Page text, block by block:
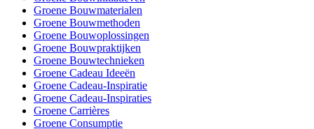
Groene Bouwmaterialen
Groene Bouwmethoden
Groene Bouwoplossingen
Groene Bouwpraktijken
Groene Bouwtechnieken
Groene Cadeau Ideeën
Groene Cadeau-Inspiratie
Groene Cadeau-Inspiraties
Groene Carrières
Groene Consumptie